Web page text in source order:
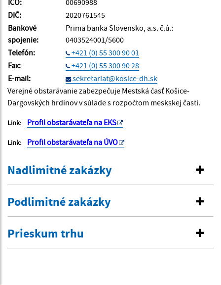
IČO:
00690988
DIČ:
2020761545
Bankové
spojenie:
Prima banka Slovensko, a.s. č.ú.:
0403524001/5600
Telefón:
+421 (0) 55 300 90 01
Fax:
+421 (0) 55 300 90 28
E-mail:
sekretariat@kosice-dh.sk
Verejné obstarávanie zabezpečuje Mestská časť Košice-
Dargovských hrdinov v súlade s rozpočtom meskskej časti.
Link: Profil obstarávateľa na EKS
Link: Profil obstarávateľa na ÚVO
Nadlimitné zakázky
Podlimitné zakázky
Prieskum trhu